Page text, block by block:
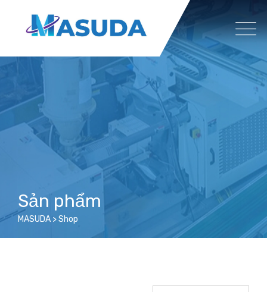
content
Sản phẩm
MASUDA >Shop